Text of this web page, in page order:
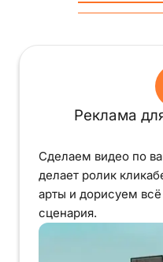
Реклама
Сделаем видео по
делает ролик
арты и дорисуем
сценария.